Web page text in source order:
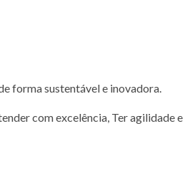
forma sustentável e inovadora.
com excelência, Ter agilidade e